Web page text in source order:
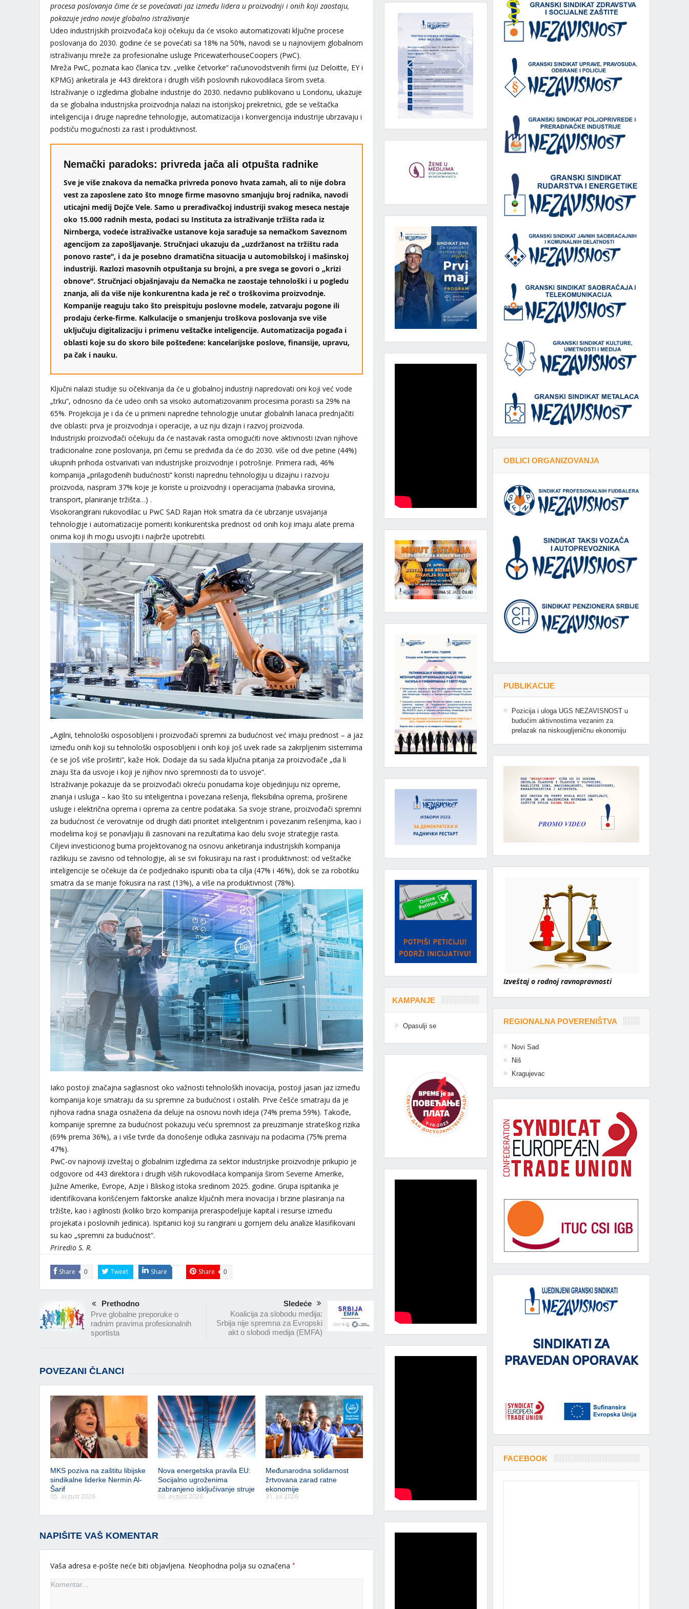
procesa poslovanja čime će se povećavati jaz između lidera u proizvodnji i onih koji zaostaju,
pokazuje jedno novije globalno istraživanje
Udeo industrijskih proizvođača koji očekuju da će visoko automatizovati ključne procese
poslovanja do 2030. godine će se povećati sa 18% na 50%, navodi se u najnovijem globalnom
istraživanju mreže za profesionalne usluge PricewaterhouseCoopers (PwC).
Mreža PwC, poznata kao članica tzv. „velike četvorke“ računovodstvenih firmi (uz Deloitte, EY i
KPMG) anketirala je 443 direktora i drugih viših poslovnih rukovodilaca širom sveta.
Istraživanje o izgledima globalne industrije do 2030. nedavno publikovano u Londonu, ukazuje
da se globalna industrijska proizvodnja nalazi na istorijskoj prekretnici, gde se veštačka
inteligencija i druge napredne tehnologije, automatizacija i konvergencija industrije ubrzavaju i
podstiču mogućnosti za rast i produktivnost.
Nemački paradoks: privreda jača ali otpušta radnike
Sve je više znakova da nemačka privreda ponovo hvata zamah, ali to nije dobra
vest za zaposlene zato što mnoge firme masovno smanjuju broj radnika, navodi
uticajni medij Dojče Vele. Samo u prerađivačkoj industriji svakog meseca nestaje
oko 15.000 radnih mesta, podaci su Instituta za istraživanje tržišta rada iz
Nirnberga, vodeće istraživačke ustanove koja sarađuje sa nemačkom Saveznom
agencijom za zapošljavanje. Stručnjaci ukazuju da „uzdržanost na tržištu rada
ponovo raste”, i da je posebno dramatična situacija u automobilskoj i mašinskoj
industriji. Razlozi masovnih otpuštanja su brojni, a pre svega se govori o „krizi
obnove“. Stručnjaci objašnjavaju da Nemačka ne zaostaje tehnološki i u pogledu
znanja, ali da više nije konkurentna kada je reč o troškovima proizvodnje.
Kompanije reaguju tako što preispituju poslovne modele, zatvaraju pogone ili
prodaju ćerke-firme. Kalkulacije o smanjenju troškova poslovanja sve više
uključuju digitalizaciju i primenu veštačke inteligencije. Automatizacija pogađa i
oblasti koje su do skoro bile pošteđene: kancelarijske poslove, finansije, upravu,
pa čak i nauku.
Ključni nalazi studije su očekivanja da će u globalnoj industriji napredovati oni koji već vode
„trku“, odnosno da će udeo onih sa visoko automatizovanim procesima porasti sa 29% na
65%. Projekcija je i da će u primeni napredne tehnologije unutar globalnih lanaca prednjačiti
dve oblasti: prva je proizvodnja i operacije, a uz nju dizajn i razvoj proizvoda.
Industrijski proizvođači očekuju da će nastavak rasta omogućiti nove aktivnosti izvan njihove
tradicionalne zone poslovanja, pri čemu se predviđa da će do 2030. više od dve petine (44%)
ukupnih prihoda ostvarivati van industrijske proizvodnje i potrošnje. Primera radi, 46%
kompanija „prilagođenih budućnosti“ koristi naprednu tehnologiju u dizajnu i razvoju
proizvoda, naspram 37% koje je koriste u proizvodnji i operacijama (nabavka sirovina,
transport, planiranje tržišta…) .
Visokorangirani rukovodilac u PwC SAD Rajan Hok smatra da će ubrzanje usvajanja
tehnologije i automatizacije pomeriti konkurentska prednost od onih koji imaju alate prema
onima koji ih mogu usvojiti i najbrže upotrebiti.
„Agilni, tehnološki osposobljeni i proizvođači spremni za budućnost već imaju prednost – a jaz
između onih koji su tehnološki osposobljeni i onih koji još uvek rade sa zakrpljenim sistemima
će se još više proširiti“, kaže Hok. Dodaje da su sada ključna pitanja za proizvođače „da li
znaju šta da usvoje i koji je njihov nivo spremnosti da to usvoje“.
Istraživanje pokazuje da se proizvođači okreću ponudama koje objedinjuju niz opreme,
znanja i usluga – kao što su inteligentna i povezana rešenja, fleksibilna oprema, proširene
usluge i električna oprema i oprema za centre podataka. Sa svoje strane, proizvođači spremni
za budućnost će verovatnije od drugih dati prioritet inteligentnim i povezanim rešenjima, kao i
modelima koji se ponavljaju ili zasnovani na rezultatima kao delu svoje strategije rasta.
Ciljevi investicionog buma projektovanog na osnovu anketiranja industrijskih kompanija
razlikuju se zavisno od tehnologije, ali se svi fokusiraju na rast i produktivnost: od veštačke
inteligencije se očekuje da će podjednako ispuniti oba ta cilja (47% i 46%), dok se za robotiku
smatra da se manje fokusira na rast (13%), a više na produktivnost (78%).
Iako postoji značajna saglasnost oko važnosti tehnološkh inovacija, postoji jasan jaz između
kompanija koje smatraju da su spremne za budućnost i ostalih. Prve češće smatraju da je
njihova radna snaga osnažena da deluje na osnovu novih ideja (74% prema 59%). Takođe,
kompanije spremne za budućnost pokazuju veću spremnost za preuzimanje strateškog rizika
(69% prema 36%), a i više tvrde da donošenje odluka zasnivaju na podacima (75% prema
47%).
PwC-ov najnoviji izveštaj o globalnim izgledima za sektor industrijske proizvodnje prikupio je
odgovore od 443 direktora i drugih viših rukovodilaca kompanija širom Severne Amerike,
Južne Amerike, Evrope, Azije i Bliskog istoka sredinom 2025. godine. Grupa ispitanika je
identifikovana korišćenjem faktorske analize ključnih mera inovacija i brzine plasiranja na
tržište, kao i agilnosti (koliko brzo kompanija preraspodeljuje kapital i resurse između
projekata i poslovnih jedinica). Ispitanici koji su rangirani u gornjem delu analize klasifikovani
su kao „spremni za budućnost“.
Priredio S. R.
Share 0 Tweet Share Share 0
Prethodno
Prve globalne preporuke o
radnim pravima profesionalnih
sportista
Sledeće
Koalicija za slobodu medija:
Srbija nije spremna za Evropski
akt o slobodi medija (EMFA)
POVEZANI ČLANCI
MKS poziva na zaštitu libijske
sindikalne liderke Nermin Al-
Šarif
05. avgust 2026
Nova energetska pravila EU:
Socijalno ugroženima
zabranjeno isključivanje struje
03. avgust 2026
Međunarodna solidarnost
žrtvovana zarad ratne
ekonomije
31. jul 2026
NAPIŠITE VAŠ KOMENTAR
Vaša adresa e-pošte neće biti objavljena. Neophodna polja su označena *
KAMPANJE
Opasulji se
OBLICI ORGANIZOVANJA
PUBLIKACIJE
Pozicija i uloga UGS NEZAVISNOST u
budućim aktivnostima vezanim za
prelazak na niskougljeničnu ekonomiju
Izveštaj o rodnoj ravnopravnosti
REGIONALNA POVERENIŠTVA
Novi Sad
Niš
Kragujevac
FACEBOOK